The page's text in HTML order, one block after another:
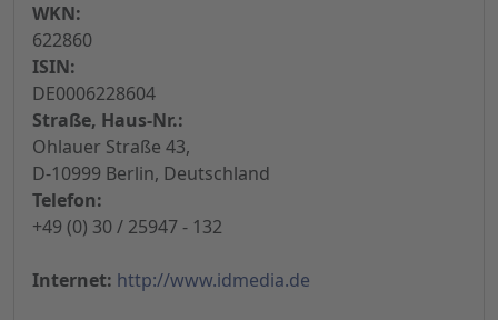
WKN:
622860
ISIN:
DE0006228604
Straße, Haus-Nr.:
Ohlauer Straße 43,
D-10999 Berlin, Deutschland
Telefon:
+49 (0) 30 / 25947 - 132
Internet: http://www.idmedia.de